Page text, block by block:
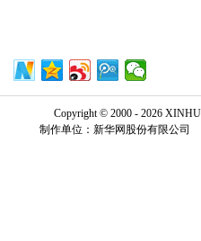
Copyright © 2000 - 2026
制作单位：新华网股份有限公